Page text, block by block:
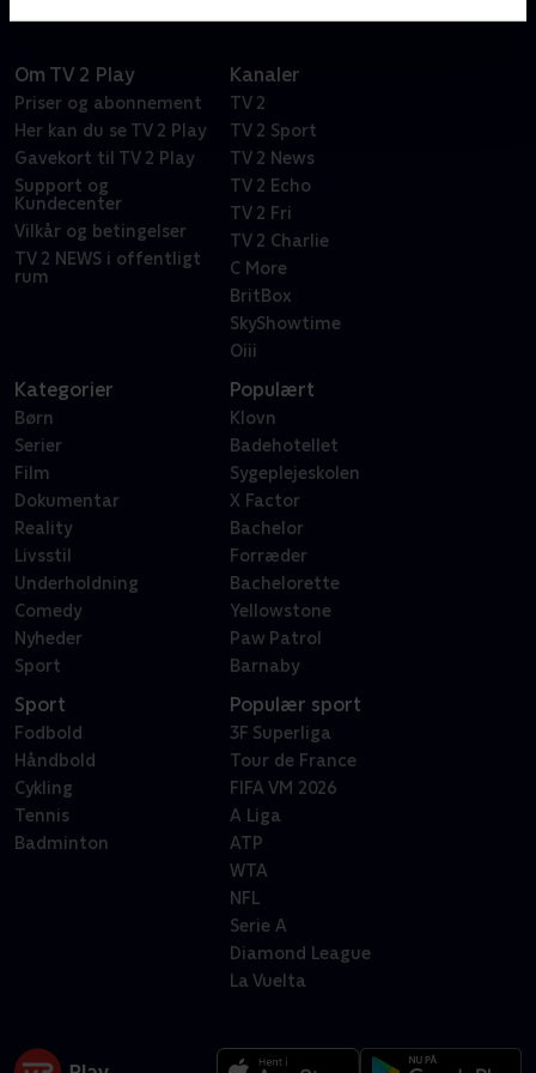
Om TV 2 Play
Priser og abonnement
Her kan du se TV 2 Play
Gavekort til TV 2 Play
Support og
Kundecenter
Vilkår og betingelser
TV 2 NEWS i offentligt
rum
Kanaler
TV 2
TV 2 Sport
TV 2 News
TV 2 Echo
TV 2 Fri
TV 2 Charlie
C More
BritBox
SkyShowtime
Oiii
Kategorier
Børn
Serier
Film
Dokumentar
Reality
Livsstil
Underholdning
Comedy
Nyheder
Sport
Populært
Klovn
Badehotellet
Sygeplejeskolen
X Factor
Bachelor
Forræder
Bachelorette
Yellowstone
Paw Patrol
Barnaby
Sport
Fodbold
Håndbold
Cykling
Tennis
Badminton
Populær sport
3F Superliga
Tour de France
FIFA VM 2026
A Liga
ATP
WTA
NFL
Serie A
Diamond League
La Vuelta